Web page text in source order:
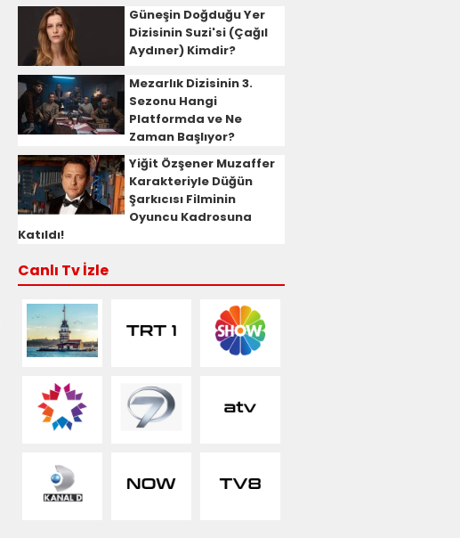
Güneşin Doğduğu Yer
Dizisinin Suzi'si (Çağıl
Aydıner) Kimdir?
Mezarlık Dizisinin 3.
Sezonu Hangi
Platformda ve Ne
Zaman Başlıyor?
Yiğit Özşener Muzaffer
Karakteriyle Düğün
Şarkıcısı Filminin
Oyuncu Kadrosuna
Katıldı!
Canlı Tv İzle